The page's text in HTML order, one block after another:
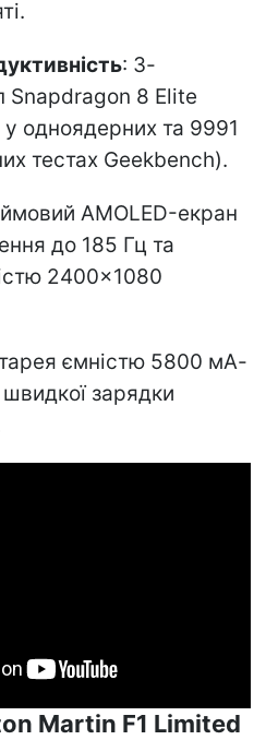
: 3-
Snapdragon 8 Elite
одноядерних та 9991
тестах Geekbench).
AMOLED-екран
до 185 Гц та
2400×1080
ємністю 5800 мА-
зарядки
Martin F1 Limited